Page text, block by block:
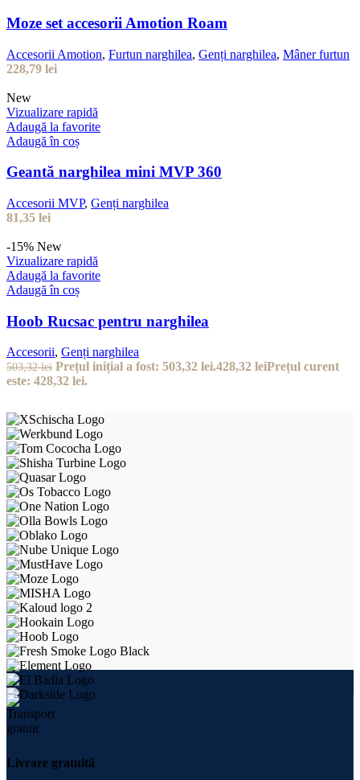
Moze set accesorii Amotion Roam
Accesorii Amotion, Furtun narghilea, Genți narghilea, Mâner furtun
228,79 lei
New
Vizualizare rapidă
Adaugă la favorite
Adaugă în coș
Geantă narghilea mini MVP 360
Accesorii MVP, Genți narghilea
81,35 lei
-15% New
Vizualizare rapidă
Adaugă la favorite
Adaugă în coș
Hoob Rucsac pentru narghilea
Accesorii, Genți narghilea
503,32lei Prețul inițial a fost: 503,32 lei.428,32 leiPrețul curent
este: 428,32 lei.
Livrare gratuită